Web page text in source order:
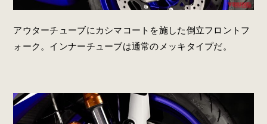
アウターチューブにカシマコートを施した倒立フロントフ
ォーク。インナーチューブは通常のメッキタイプだ。